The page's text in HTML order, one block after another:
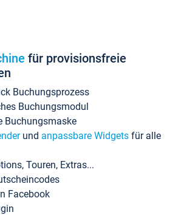
für provisionsfreie
Buchungsprozess
Buchungsmodul
Buchungsmaske
und anpassbare Widgets für alle
Touren, Extras...
Facebook